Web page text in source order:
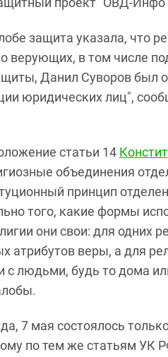
защита указала, что
верующих, в том числе
Данил Суворов был
юридических лиц",
статьи 14
объединения
принцип
того, какие формы
они свои: для одних
атрибутов веры, а для
людьми, будь то дома
7 мая состоялось
по тем же статьям УК